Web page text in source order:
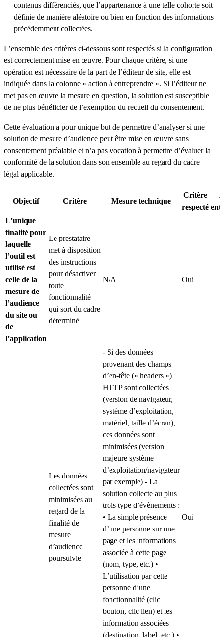
contenus différenciés, que l’appartenance à une telle cohorte soit
définie de manière aléatoire ou bien en fonction des informations
précédemment collectées.
L’ensemble des critères ci-dessous sont respectés si la configuration
est correctement mise en œuvre. Pour chaque critère, si une
opération est nécessaire de la part de l’éditeur de site, elle est
indiquée dans la colonne « action à entreprendre ». Si l’éditeur ne
met pas en œuvre la mesure en question, la solution est susceptible
de ne plus bénéficier de l’exemption du recueil du consentement.
Cette évaluation a pour unique but de permettre d’analyser si une
solution de mesure d’audience peut être mise en œuvre sans
consentement préalable et n’a pas vocation à permettre d’évaluer la
conformité de la solution dans son ensemble au regard du cadre
légal applicable.
Objectif Critère Mesure technique
Critère
respecté
L’unique
finalité pour
laquelle
l’outil est
utilisé est
celle de la
mesure de
l’audience
du site ou
de
l’application
Le prestataire
met à disposition
des instructions
pour désactiver
toute
fonctionnalité
qui sort du cadre
déterminé
N/A Oui
Les données
collectées sont
minimisées au
regard de la
finalité de
mesure
d’audience
poursuivie
- Si des données
provenant des champs
d’en-tête (« headers »)
HTTP sont collectées
(version de navigateur,
système d’exploitation,
matériel, taille d’écran),
ces données sont
minimisées (version
majeure système
d’exploitation/navigateur
par exemple) - La
solution collecte au plus
trois type d’évènements :
• La simple présence
d’une personne sur une
page et les informations
associée à cette page
(nom, type, etc.) •
L’utilisation par cette
personne d’une
fonctionnalité (clic
bouton, clic lien) et les
information associées
(destination, label, etc.) •
Oui